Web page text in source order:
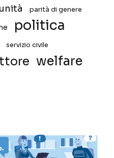
parità di genere
politica
servizio civile
welfare